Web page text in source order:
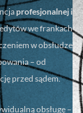
profesjonalnej i
we frankach
w obsłudze
– od
przed sądem.
obsługę –